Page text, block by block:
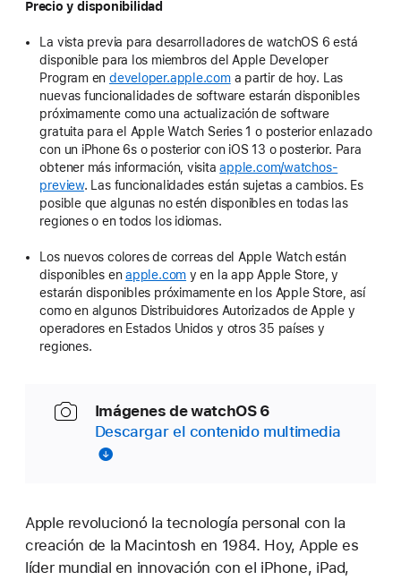
Precio y disponibilidad
La vista previa para desarrolladores de watchOS 6 está
disponible para los miembros del Apple Developer
Program endeveloper.apple.coma partir de hoy. Las
nuevas funcionalidades de software estarán disponibles
próximamente como una actualización de software
gratuita para el Apple Watch Series 1 o posterior enlazado
con un iPhone 6s o posterior con iOS 13 o posterior. Para
obtener más información, visitaapple.com/watchos-
preview. Las funcionalidades están sujetas a cambios. Es
posible que algunas no estén disponibles en todas las
regiones o en todos los idiomas.
Los nuevos colores de correas del Apple Watch están
disponibles enapple.com y en la app Apple Store, y
estarán disponibles próximamente en los Apple Store, así
como en algunos Distribuidores Autorizados de Apple y
operadores en Estados Unidos y otros 35 países y
regiones.
Imágenes de watchOS 6
Descargar el contenido multimedia
Apple revolucionó la tecnología personal con la
creación de la Macintosh en 1984. Hoy, Apple es
líder mundial en innovación con el iPhone, iPad,